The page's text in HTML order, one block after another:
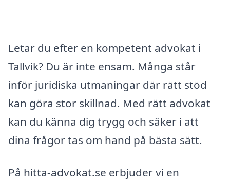
Letar du efter en kompetent advokat i
Tallvik? Du är inte ensam. Många står
inför juridiska utmaningar där rätt stöd
kan göra stor skillnad. Med rätt advokat
kan du känna dig trygg och säker i att
dina frågor tas om hand på bästa sätt.
På hitta-advokat.se erbjuder vi en